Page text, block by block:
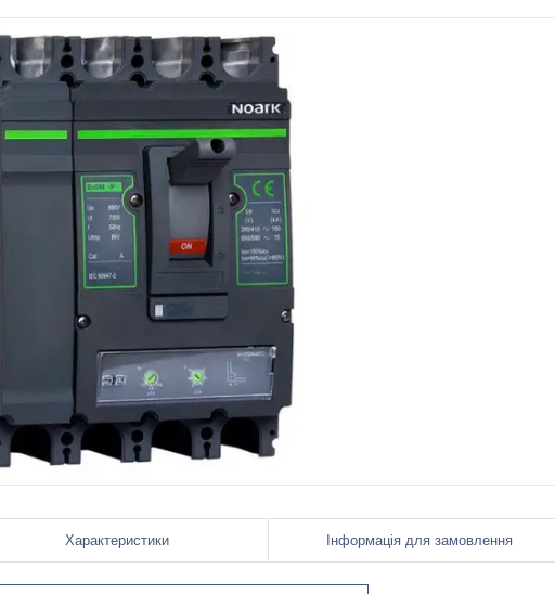
Характеристики Інформація для замовлення